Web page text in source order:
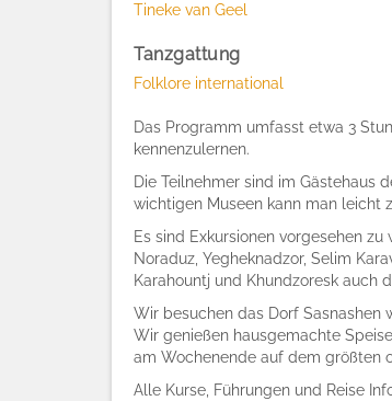
Tineke van Geel
Tanzgattung
Folklore international
Das Programm umfasst etwa 3
kennenzulernen.
Die Teilnehmer sind im Gästehaus
wichtigen Museen kann man leicht
Es sind Exkursionen vorgesehen
Noraduz, Yegheknadzor, Selim
Karahountj und Khundzoresk auch
Wir besuchen das Dorf Sasnashen
Wir genießen hausgemachte
am Wochenende auf dem größten
Alle Kurse, Führungen und Reise